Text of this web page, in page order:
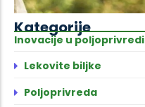
Kategorije
Inovacije u poljoprivredi
Lekovite biljke
Poljoprivreda